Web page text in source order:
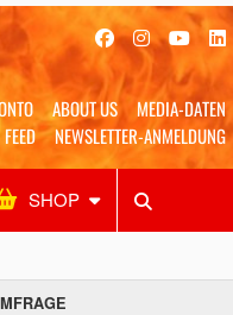
ABOUT US
MEDIA-DATEN
FEED NEWSLETTER-ANMELDUNG
SHOP
Shop SUCHEN